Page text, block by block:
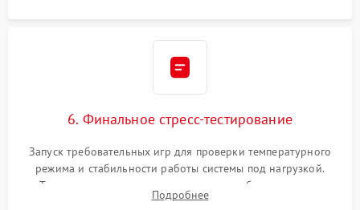
6. Финальное стресс-тестирование
Запуск требовательных игр для проверки температурного
режима и стабильности работы системы под нагрузкой.
Тестирование привода, синхронизации беспроводных
геймпадов, выхода в сеть и выдачи изображения без
Подробнее